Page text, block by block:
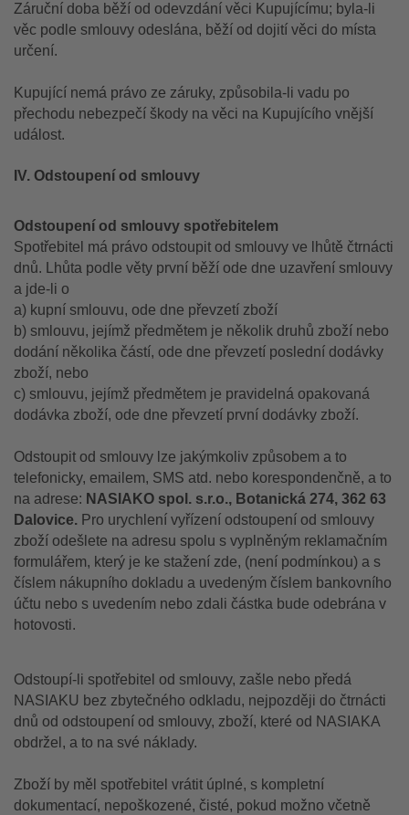
Záruční doba běží od odevzdání věci Kupujícímu; byla-li
věc podle smlouvy odeslána, běží od dojití věci do místa
určení.
Kupující nemá právo ze záruky, způsobila-li vadu po
přechodu nebezpečí škody na věci na Kupujícího vnější
událost.
IV. Odstoupení od smlouvy
Odstoupení od smlouvy spotřebitelem
Spotřebitel má právo odstoupit od smlouvy ve lhůtě čtrnácti
dnů. Lhůta podle věty první běží ode dne uzavření smlouvy
a jde-li o
a) kupní smlouvu, ode dne převzetí zboží
b) smlouvu, jejímž předmětem je několik druhů zboží nebo
dodání několika částí, ode dne převzetí poslední dodávky
zboží, nebo
c) smlouvu, jejímž předmětem je pravidelná opakovaná
dodávka zboží, ode dne převzetí první dodávky zboží.
Odstoupit od smlouvy lze jakýmkoliv způsobem a to
telefonicky, emailem, SMS atd. nebo korespondenčně, a to
na adrese: NASIAKO spol. s.r.o., Botanická 274, 362 63
Dalovice. Pro urychlení vyřízení odstoupení od smlouvy
zboží odešlete na adresu spolu s vyplněným reklamačním
formulářem, který je ke stažení zde, (není podmínkou) a s
číslem nákupního dokladu a uvedeným číslem bankovního
účtu nebo s uvedením nebo zdali částka bude odebrána v
hotovosti.
Odstoupí-li spotřebitel od smlouvy, zašle nebo předá
NASIAKU bez zbytečného odkladu, nejpozději do čtrnácti
dnů od odstoupení od smlouvy, zboží, které od NASIAKA
obdržel, a to na své náklady.
Zboží by měl spotřebitel vrátit úplné, s kompletní
dokumentací, nepoškozené, čisté, pokud možno včetně